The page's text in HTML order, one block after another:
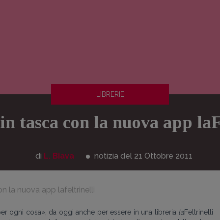
LIBRERIE
tasca con la nuova app
di L. Biava notizia del 21 Ottobre 2011
la nuova app lafeltrinelli
ogni cosa», da oggi anche per essere in una libreria laFeltrinelli